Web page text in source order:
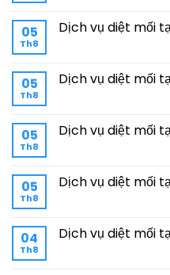
05
Th8
Dịch vụ diệt mối
05
Th8
Dịch vụ diệt mối
05
Th8
Dịch vụ diệt mối
05
Th8
Dịch vụ diệt mối
04
Th8
Dịch vụ diệt mối